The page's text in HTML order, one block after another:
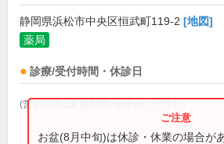
静岡県浜松市中央区恒武町119-2 [地図]
薬局
診療/受付時間・休診日
(営業時間は直接お問い合わせください)
お盆(8月中旬)は休診・休業の場合が